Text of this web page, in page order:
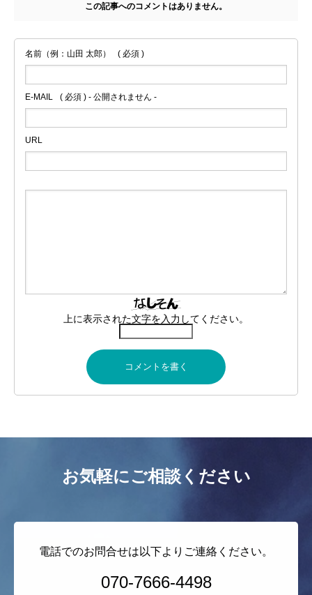
この記事へのコメントはありません。
名前（例：山田 太郎） ( 必須 )
E-MAIL ( 必須 ) - 公開されません -
URL
上に表示された文字を入力してください。
お気軽にご相談ください
電話でのお問合せは以下よりご連絡ください。
070-7666-4498